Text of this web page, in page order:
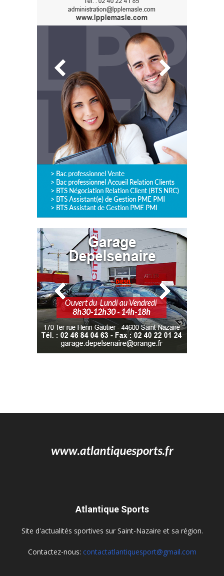
Atlantique Sports
Site d'actualités sportives sur Saint-Nazaire et sa région.
Contactez-nous: contactatlantiquesport@gmail.com